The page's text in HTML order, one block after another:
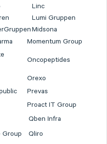
Linc
Lumi Gruppen
Midsona
Momentum Group
Oncopeptides
Orexo
Prevas
Proact IT Group
Qben Infra
Group
Qliro